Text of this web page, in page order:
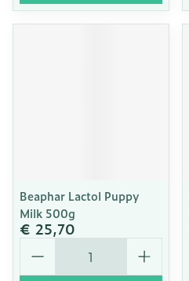
Beaphar Lactol Puppy
Milk 500g
€ 25,70
Aantal